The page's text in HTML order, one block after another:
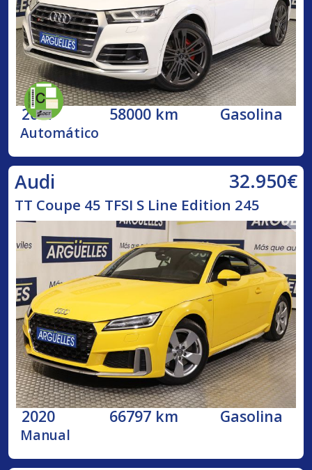
2017 58000 km Gasolina
Automático
Audi 32.950€
TT Coupe 45 TFSI S Line Edition 245
2020 66797 km Gasolina
Manual